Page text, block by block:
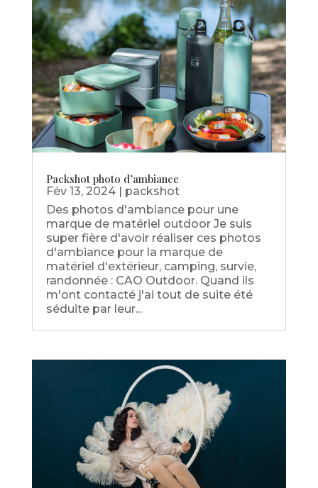
Packshot photo d’ambiance
Fév 13, 2024| packshot
Des photos d'ambiance pour une
marque de matériel outdoor Je suis
super fière d'avoir réaliser ces photos
d'ambiance pour la marque de
matériel d'extérieur, camping, survie,
randonnée : CAO Outdoor. Quand ils
m'ont contacté j'ai tout de suite été
séduite par leur...